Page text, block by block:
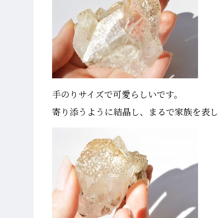
手のりサイズで可愛らしいです。
寄り添うように結晶し、まるで家族を表